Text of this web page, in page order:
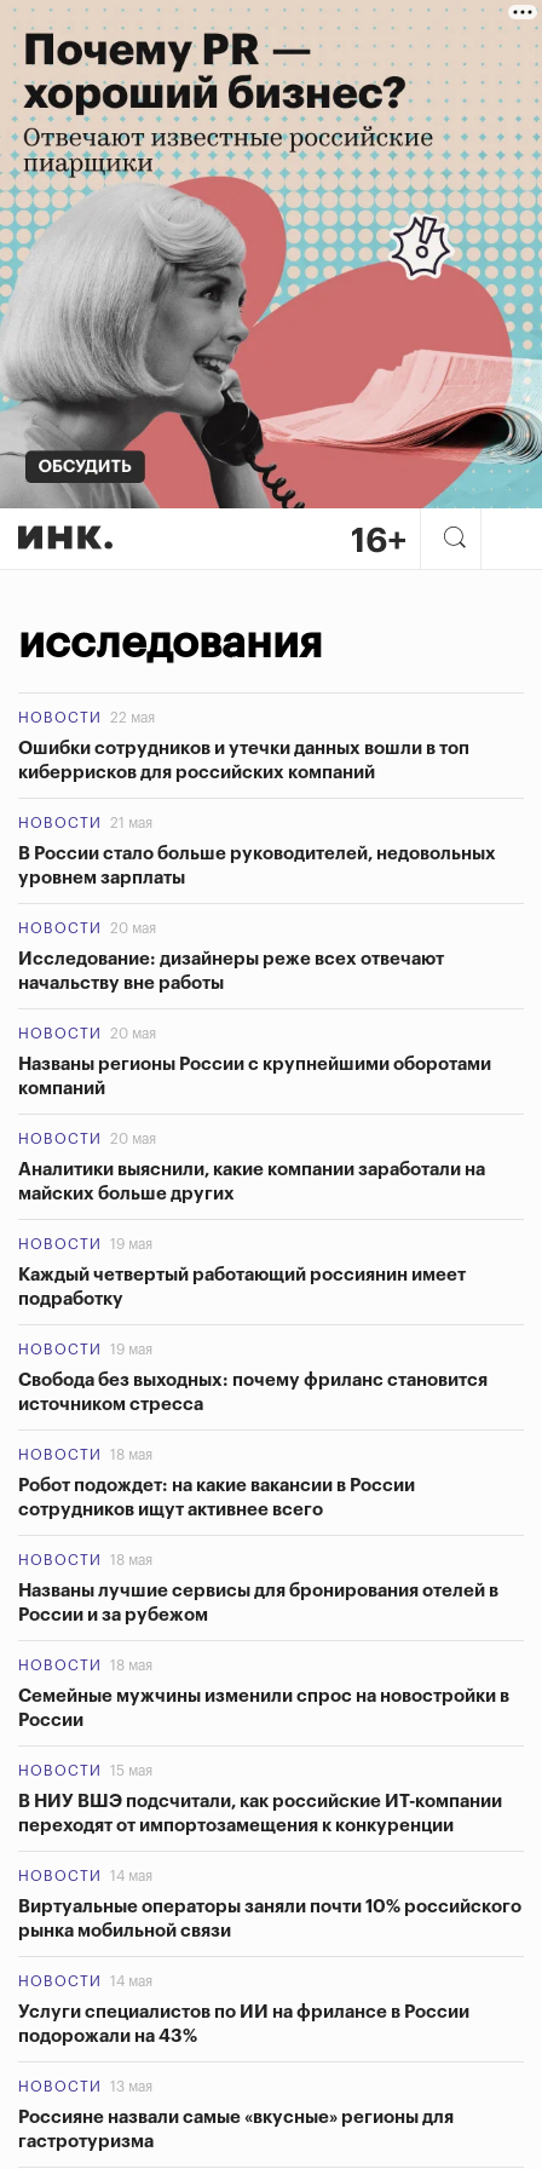
исследования
НОВОСТИ 22 мая
Ошибки сотрудников и утечки данных вошли в топ
киберрисков для российских компаний
НОВОСТИ 21 мая
В России стало больше руководителей, недовольных
уровнем зарплаты
НОВОСТИ 20 мая
Исследование: дизайнеры реже всех отвечают
начальству вне работы
НОВОСТИ 20 мая
Названы регионы России с крупнейшими оборотами
компаний
НОВОСТИ 20 мая
Аналитики выяснили, какие компании заработали на
майских больше других
НОВОСТИ 19 мая
Каждый четвертый работающий россиянин имеет
подработку
НОВОСТИ 19 мая
Свобода без выходных: почему фриланс становится
источником стресса
НОВОСТИ 18 мая
Робот подождет: на какие вакансии в России
сотрудников ищут активнее всего
НОВОСТИ 18 мая
Названы лучшие сервисы для бронирования отелей в
России и за рубежом
НОВОСТИ 18 мая
Семейные мужчины изменили спрос на новостройки в
России
НОВОСТИ 15 мая
В НИУ ВШЭ подсчитали, как российские ИТ-компании
переходят от импортозамещения к конкуренции
НОВОСТИ 14 мая
Виртуальные операторы заняли почти 10% российского
рынка мобильной связи
НОВОСТИ 14 мая
Услуги специалистов по ИИ на фрилансе в России
подорожали на 43%
НОВОСТИ 13 мая
Россияне назвали самые «вкусные» регионы для
гастротуризма